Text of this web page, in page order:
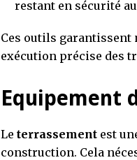
restant en sécurité
Ces outils garantissent
exécution précise des
Equipement
Le terrassement est
construction. Cela